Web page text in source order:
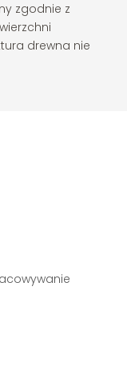
zgodnie z
drewna nie